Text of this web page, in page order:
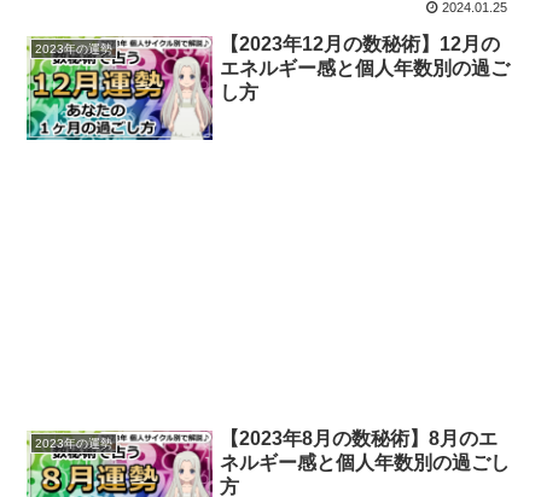
2024.01.25
2023年の運勢
【2023年12月の数秘術】12月の
エネルギー感と個人年数別の過ご
し方
2023年の運勢
【2023年8月の数秘術】8月のエ
ネルギー感と個人年数別の過ごし
方